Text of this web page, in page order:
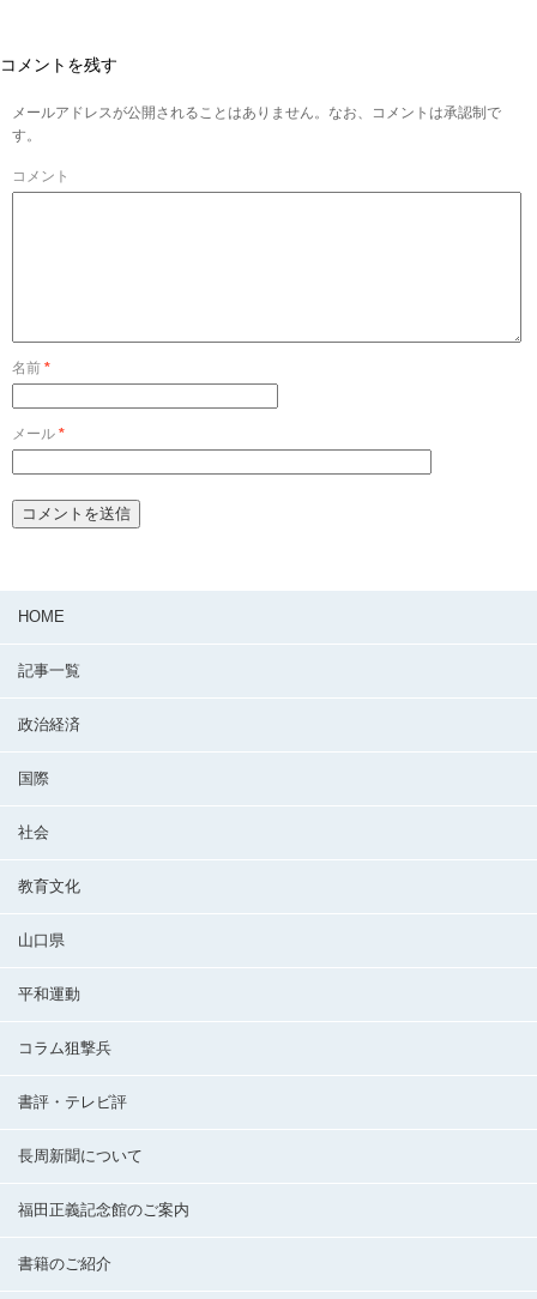
コメントを残す
メールアドレスが公開されることはありません。なお、コメントは承認制で
す。
コメント
名前 *
メール *
HOME
記事一覧
政治経済
国際
社会
教育文化
山口県
平和運動
コラム狙撃兵
書評・テレビ評
長周新聞について
福田正義記念館のご案内
書籍のご紹介